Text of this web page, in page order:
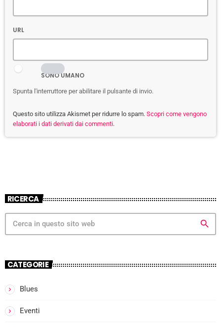
URL
SONO UMANO
Spunta l'interruttore per abilitare il pulsante di invio.
Questo sito utilizza Akismet per ridurre lo spam. Scopri come vengono
elaborati i dati derivati dai commenti.
RICERCA
search
CATEGORIE
Blues
Eventi